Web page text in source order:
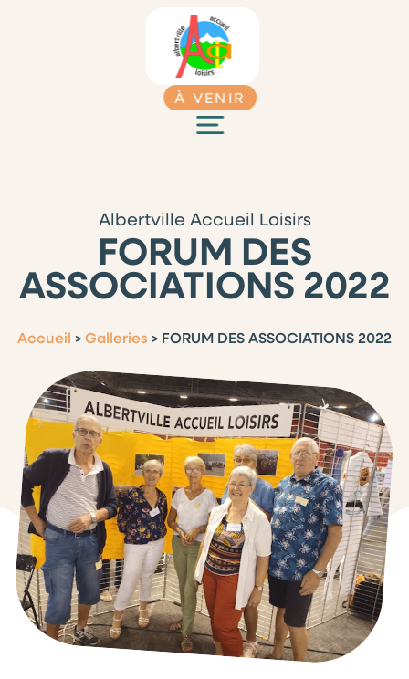
À VENIR
Albertville Accueil Loisirs
FORUM DES
ASSOCIATIONS 2022
Accueil >Galleries > FORUM DES ASSOCIATIONS 2022